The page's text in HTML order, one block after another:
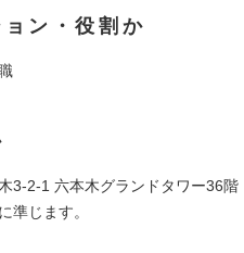
ン・役割か
3-2-1 六本木グランドタワー36階
準じます。